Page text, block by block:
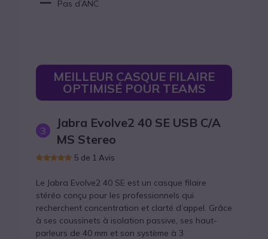
Pas d’ANC
MEILLEUR CASQUE FILAIRE
OPTIMISÉ POUR TEAMS
3
Jabra Evolve2 40 SE USB C/A
MS Stereo
5 de 1 Avis
Le Jabra Evolve2 40 SE est un casque filaire
stéréo conçu pour les professionnels qui
recherchent concentration et clarté d’appel. Grâce
à ses coussinets à isolation passive, ses haut-
parleurs de 40 mm et son système à 3